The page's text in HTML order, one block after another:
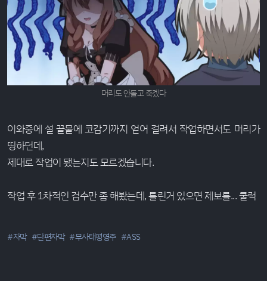
머리도 안돌고 죽겠다
이와중에 설 끝물에 코감기까지 얻어 걸려서 작업하면서도 머리가
띵하던데,
제대로 작업이 됐는지도 모르겠습니다.
작업 후 1차적인 검수만 좀 해봤는데, 틀린거 있으면 제보를... 쿨럭
#자막 #단편자막 #무사태평영주 #ASS